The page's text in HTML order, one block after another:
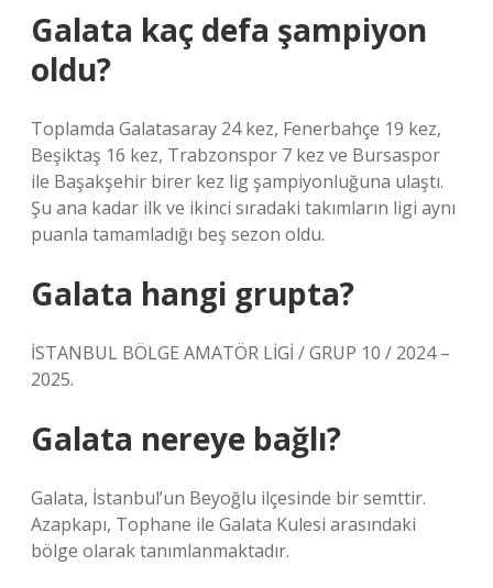
Galata kaç defa şampiyon
oldu?
Toplamda Galatasaray 24 kez, Fenerbahçe 19 kez,
Beşiktaş 16 kez, Trabzonspor 7 kez ve Bursaspor
ile Başakşehir birer kez lig şampiyonluğuna ulaştı.
Şu ana kadar ilk ve ikinci sıradaki takımların ligi aynı
puanla tamamladığı beş sezon oldu.
Galata hangi grupta?
İSTANBUL BÖLGE AMATÖR LİGİ / GRUP 10 / 2024 –
2025.
Galata nereye bağlı?
Galata, İstanbul’un Beyoğlu ilçesinde bir semttir.
Azapkapı, Tophane ile Galata Kulesi arasındaki
bölge olarak tanımlanmaktadır.